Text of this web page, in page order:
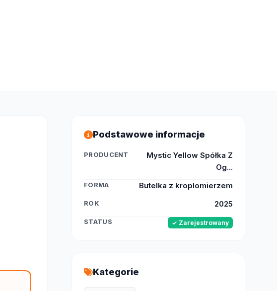
Podstawowe informacje
PRODUCENT
Mystic Yellow Spółka Z
Og...
FORMA Butelka z kroplomierzem
ROK 2025
STATUS ✓ Zarejestrowany
Kategorie